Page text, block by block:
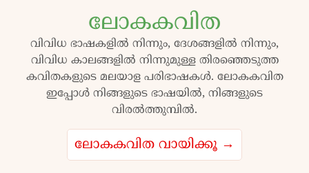
ലോകകവിത
വിവിധ ഭാഷകളിൽ നിന്നും, ദേശങ്ങളിൽ നിന്നും,
വിവിധ കാലങ്ങളിൽ നിന്നുമുള്ള തിരഞ്ഞെടുത്ത
കവിതകളുടെ മലയാള പരിഭാഷകൾ. ലോകകവിത
ഇപ്പോൾ നിങ്ങളുടെ ഭാഷയിൽ, നിങ്ങളുടെ
വിരൽത്തുമ്പിൽ.
ലോകകവിത വായിക്കൂ →